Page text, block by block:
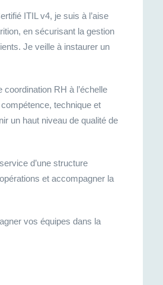
ITIL v4, je suis à l’aise
en sécurisant la gestion
Je veille à instaurer un
RH à l’échelle
technique et
un haut niveau de qualité de
d’une structure
et accompagner la
vos équipes dans la